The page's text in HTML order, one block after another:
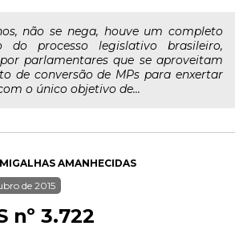
não se nega, houve um completo
do processo legislativo brasileiro,
parlamentares que se aproveitam
de conversão de MPs para enxertar
o único objetivo de...
MIGALHAS AMANHECIDAS
de 2015
nº 3.722